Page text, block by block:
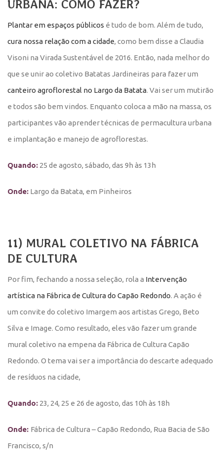
URBANA: COMO FAZER?
Plantar em espaços públicos é tudo de bom. Além de tudo,
cura nossa relação com a cidade, como bem disse a Claudia
Visoni na Virada Sustentável de 2016. Então, nada melhor do
que se unir ao coletivo Batatas Jardineiras para fazer um
canteiro agroflorestal no Largo da Batata. Vai ser um mutirão
e todos são bem vindos. Enquanto coloca a mão na massa, os
participantes vão aprender técnicas de permacultura urbana
e implantação e manejo de agroflorestas.
Quando: 25 de agosto, sábado, das 9h às 13h
Onde: Largo da Batata, em Pinheiros
11) MURAL COLETIVO NA FÁBRICA
DE CULTURA
Por fim, fechando a nossa seleção, rola a Intervenção
artística na Fábrica de Cultura do Capão Redondo. A ação é
um convite do coletivo Imargem aos artistas Grego, Beto
Silva e Image. Como resultado, eles vão fazer um grande
mural coletivo na empena da Fábrica de Cultura Capão
Redondo. O tema vai ser a importância do descarte adequado
de resíduos na cidade,
Quando: 23, 24, 25 e 26 de agosto, das 10h às 18h
Onde: Fábrica de Cultura – Capão Redondo, Rua Bacia de São
Francisco, s/n